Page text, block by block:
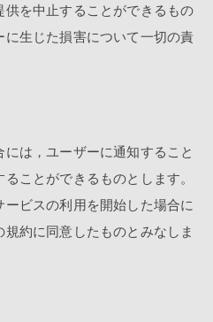
を中止することができるもの
生じた損害について一切の責
は，ユーザーに通知すること
ことができるものとします。
ビスの利用を開始した場合に
約に同意したものとみなしま